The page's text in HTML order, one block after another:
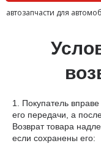
автозапчасти для
1. Покупатель
его передачи, а
Возврат товара
если сохранены его: